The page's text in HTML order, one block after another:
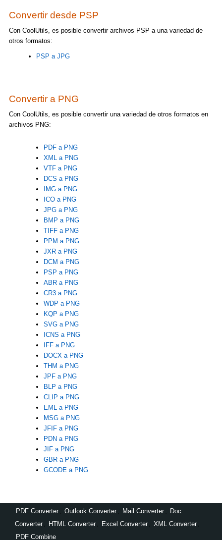
Convertir desde PSP
Con CoolUtils, es posible convertir archivos PSP a una variedad de
otros formatos:
PSP a JPG
Convertir a PNG
Con CoolUtils, es posible convertir una variedad de otros formatos en
archivos PNG:
PDF a PNG
XML a PNG
VTF a PNG
DCS a PNG
IMG a PNG
ICO a PNG
JPG a PNG
BMP a PNG
TIFF a PNG
PPM a PNG
JXR a PNG
DCM a PNG
PSP a PNG
ABR a PNG
CR3 a PNG
WDP a PNG
KQP a PNG
SVG a PNG
ICNS a PNG
IFF a PNG
DOCX a PNG
THM a PNG
JPF a PNG
BLP a PNG
CLIP a PNG
EML a PNG
MSG a PNG
JFIF a PNG
PDN a PNG
JIF a PNG
GBR a PNG
GCODE a PNG
PDF Converter Outlook Converter Mail Converter
Doc
Converter
HTML Converter Excel Converter XML Converter
PDF Combine